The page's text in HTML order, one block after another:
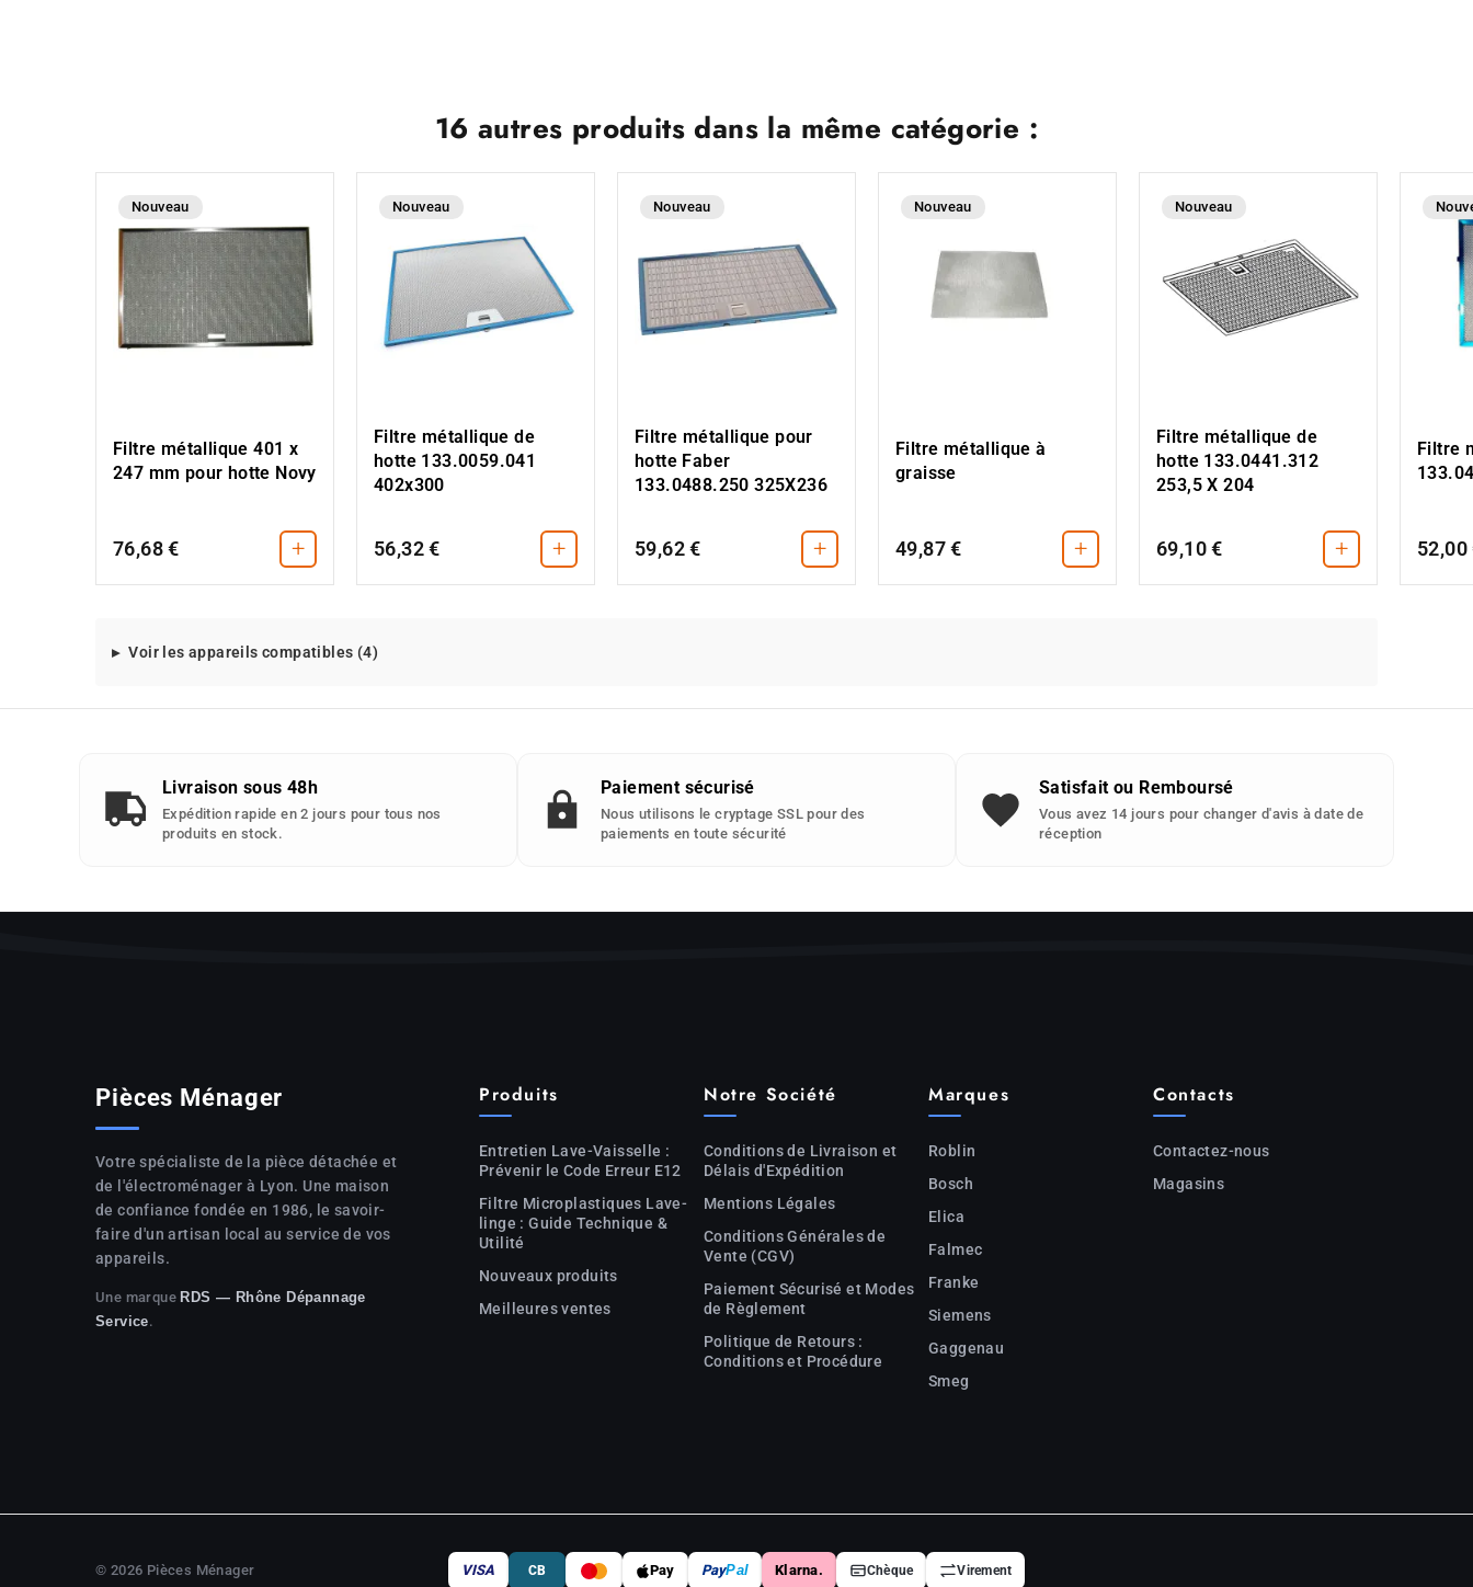
16 autres produits dans la même catégorie :
Nouveau
Filtre métallique 401 x
247 mm pour hotte Novy
76,68 € +
Nouveau
Filtre métallique de
hotte 133.0059.041
402x300
56,32 € +
Nouveau
Filtre métallique pour
hotte Faber
133.0488.250 325X236
59,62 € +
Nouveau
Filtre métallique à
graisse
49,87 € +
Nouveau
Filtre métallique de
hotte 133.0441.312
253,5 X 204
69,10 € +
Filtre
52,00
Modeles
detachee
:
Voir les appareils compatibles (4)
Livraison sous 48h
Expédition rapide en 2 jours pour tous nos
produits en stock.
Paiement sécurisé
Nous utilisons le cryptage SSL pour des
paiements en toute sécurité
Satisfait ou Remboursé
Vous avez 14 jours pour changer d'avis à date de
réception
Pièces Ménager
Votre spécialiste de la pièce détachée et
de l'électroménager à Lyon. Une maison
de confiance fondée en 1986, le savoir-
faire d'un artisan local au service de vos
appareils.
Une marque RDS — Rhône Dépannage
Service.
Produits
Entretien Lave-Vaisselle :
Prévenir le Code Erreur E12
Filtre Microplastiques Lave-
linge : Guide Technique &
Utilité
Nouveaux produits
Meilleures ventes
Notre Société
Conditions de Livraison et
Délais d'Expédition
Mentions Légales
Conditions Générales de
Vente (CGV)
Paiement Sécurisé et Modes
de Règlement
Politique de Retours :
Conditions et Procédure
Marques
Roblin
Bosch
Elica
Falmec
Franke
Siemens
Gaggenau
Smeg
Contacts
Contactez-nous
Magasins
© 2026 Pièces Ménager VISA CB Pay PayPal Klarna. Chèque Virement